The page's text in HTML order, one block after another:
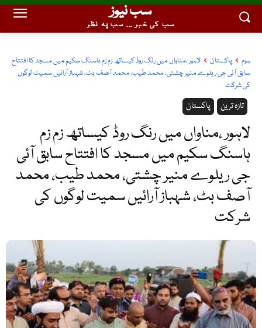
سب نیوز
سب کی خبر ... سب پہ نظر
ہوم پاکستان
لاہور ،مناواں میں رنگ روڈ کیساتھ زم زم ہاسنگ سکیم میں مسجد کا افتتاح
سابق آئی جی ریلوے منیر چشتی، محمد طیب، محمد آصف بٹ، شہباز آرائیں سمیت لوگوں
کی شرکت
پاکستان تازہ ترین
لاہور ،مناواں میں رنگ روڈ کیساتھ زم زم
ہاسنگ سکیم میں مسجد کا افتتاح سابق آئی
جی ریلوے منیر چشتی، محمد طیب، محمد
آصف بٹ، شہباز آرائیں سمیت لوگوں کی
شرکت